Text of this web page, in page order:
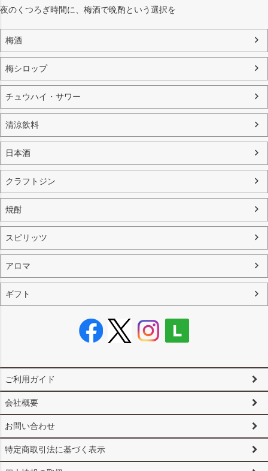
夜のくつろぎ時間に、梅酒で晩酌という選択を
梅酒
梅シロップ
チュウハイ・サワー
清涼飲料
日本酒
クラフトジン
焼酎
スピリッツ
アロマ
ギフト
ご利用ガイド
会社概要
お問い合わせ
特定商取引法に基づく表示